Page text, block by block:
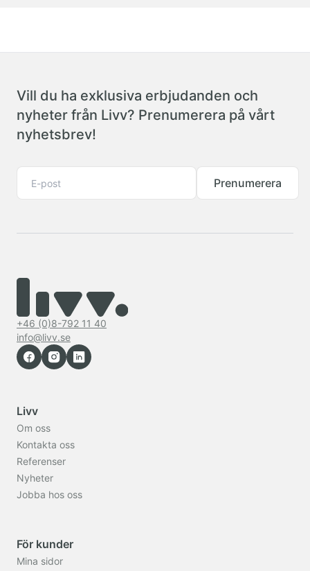
Vill du ha exklusiva erbjudanden och
nyheter från Livv? Prenumerera på vårt
nyhetsbrev!
Prenumerera
+46 (0)8-792 11 40
info@livv.se
Livv
Om oss
Kontakta oss
Referenser
Nyheter
Jobba hos oss
För kunder
Mina sidor